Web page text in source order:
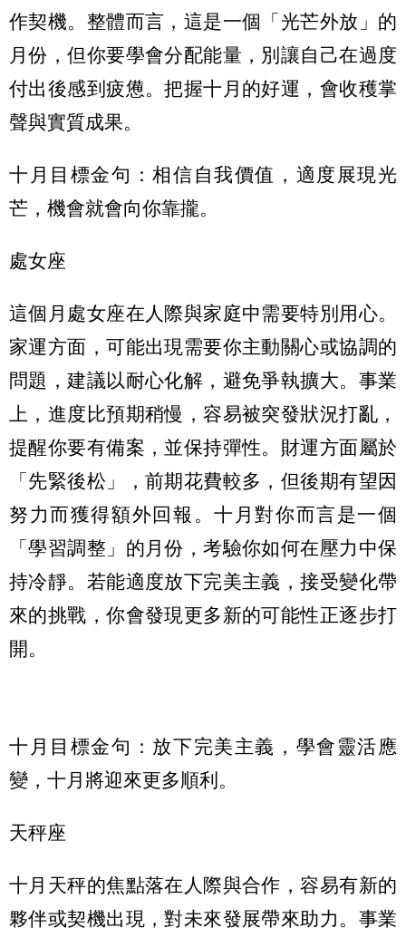
作契機。整體而言，這是一個「光芒外放」的
月份，但你要學會分配能量，別讓自己在過度
付出後感到疲憊。把握十月的好運，會收穫掌
聲與實質成果。
十月目標金句：相信自我價值，適度展現光
芒，機會就會向你靠攏。
處女座
這個月處女座在人際與家庭中需要特別用心。
家運方面，可能出現需要你主動關心或協調的
問題，建議以耐心化解，避免爭執擴大。事業
上，進度比預期稍慢，容易被突發狀況打亂，
提醒你要有備案，並保持彈性。財運方面屬於
「先緊後松」，前期花費較多，但後期有望因
努力而獲得額外回報。十月對你而言是一個
「學習調整」的月份，考驗你如何在壓力中保
持冷靜。若能適度放下完美主義，接受變化帶
來的挑戰，你會發現更多新的可能性正逐步打
開。
十月目標金句：放下完美主義，學會靈活應
變，十月將迎來更多順利。
天秤座
十月天秤的焦點落在人際與合作，容易有新的
夥伴或契機出現，對未來發展帶來助力。事業